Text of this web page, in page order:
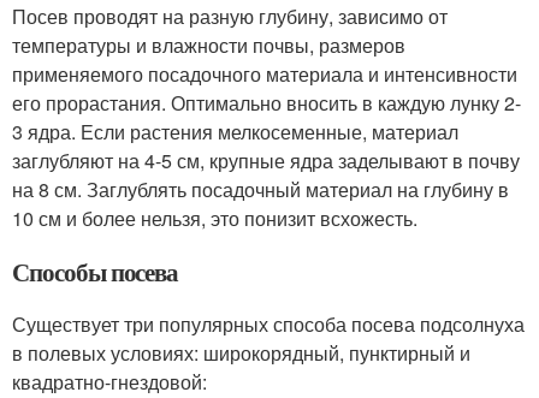
Посев проводят на разную глубину, зависимо от
температуры и влажности почвы, размеров
применяемого посадочного материала и интенсивности
его прорастания. Оптимально вносить в каждую лунку 2-
3 ядра. Если растения мелкосеменные, материал
заглубляют на 4-5 см, крупные ядра заделывают в почву
на 8 см. Заглублять посадочный материал на глубину в
10 см и более нельзя, это понизит всхожесть.
Способы посева
Существует три популярных способа посева подсолнуха
в полевых условиях: широкорядный, пунктирный и
квадратно-гнездовой: